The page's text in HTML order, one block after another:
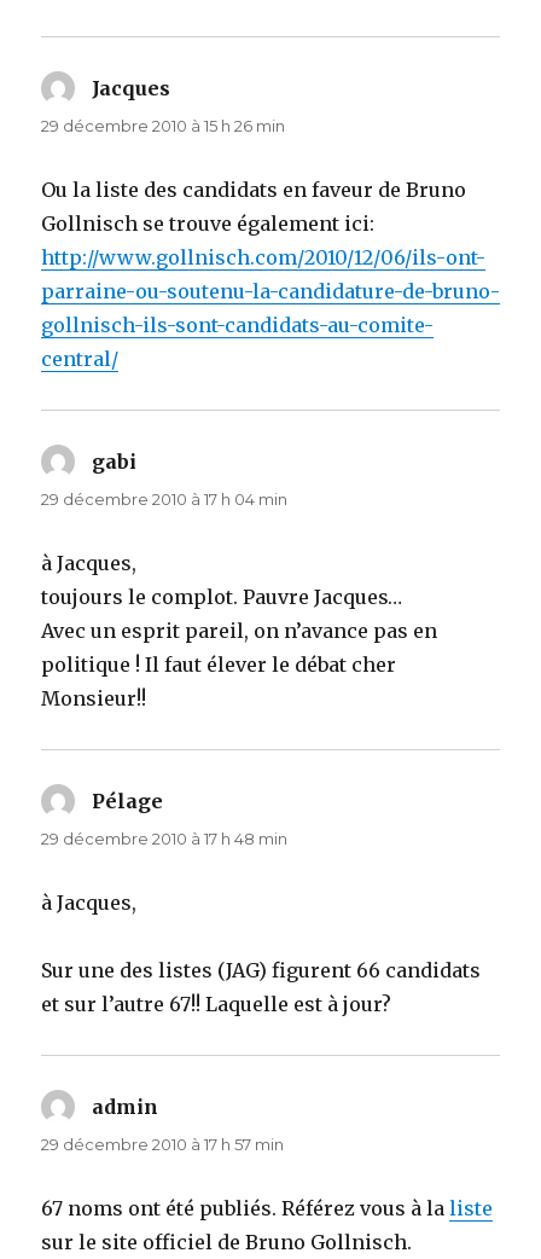
Jacques
29 décembre 2010 à 15 h 26 min
Ou la liste des candidats en faveur de Bruno
Gollnisch se trouve également ici:
http://www.gollnisch.com/2010/12/06/ils-ont-
parraine-ou-soutenu-la-candidature-de-bruno-
gollnisch-ils-sont-candidats-au-comite-
central/
gabi
29 décembre 2010 à 17 h 04 min
à Jacques,
toujours le complot. Pauvre Jacques…
Avec un esprit pareil, on n’avance pas en
politique ! Il faut élever le débat cher
Monsieur!!
Pélage
29 décembre 2010 à 17 h 48 min
à Jacques,
Sur une des listes (JAG) figurent 66 candidats
et sur l’autre 67!! Laquelle est à jour?
admin
29 décembre 2010 à 17 h 57 min
67 noms ont été publiés. Référez vous à laliste
sur le site officiel de Bruno Gollnisch.